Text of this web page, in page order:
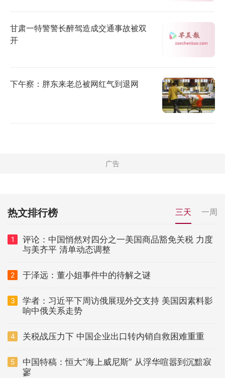
甘肃一特警警长醉驾造成交通事故被双
开
下午察：胖东来老总被网红气到退网
热文排行榜 三天 一周
1
评论：中国悄然对四分之一美国商品豁免关税 力度
与美齐平 清单动态调整
2 于泽远：董小姐事件中的待解之谜
3
学者：习近平下周访俄展现外交支持 美国因素料影
响中俄关系走势
4 关税战压力下 中国企业出口转内销自救困难重重
5
中国特稿：恒大“海上威尼斯” 从浮华喧嚣到沉黯寂
寥